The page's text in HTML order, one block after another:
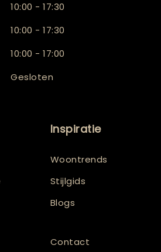
10:00 - 17:30
10:00 - 17:30
10:00 - 17:00
Gesloten
Inspiratie
Woontrends
Stijlgids
Blogs
Contact